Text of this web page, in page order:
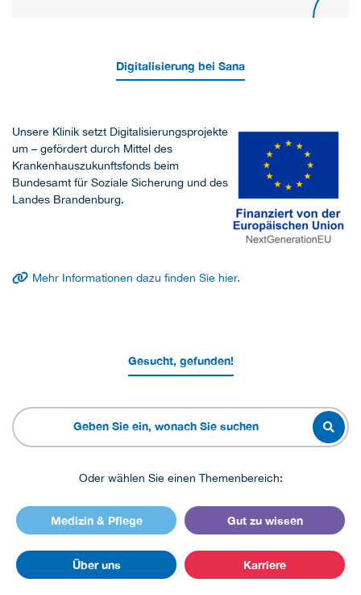
Digitalisierung bei Sana
Unsere Klinik setzt Digitalisierungsprojekte
um – gefördert durch Mittel des
Krankenhauszukunftsfonds beim
Bundesamt für Soziale Sicherung und des
Landes Brandenburg.
Mehr Informationen dazu finden Sie hier.
Gesucht, gefunden!
Oder wählen Sie einen Themenbereich:
Medizin & Pflege Gut zu wissen
Über uns Karriere